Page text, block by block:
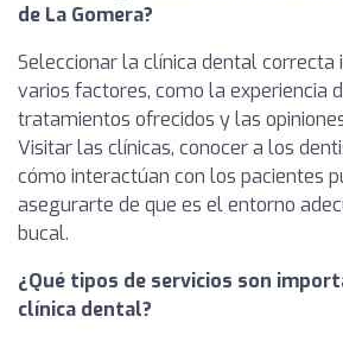
de La Gomera?
Seleccionar la clínica dental correcta
varios factores, como la experiencia
tratamientos ofrecidos y las
Visitar las clínicas, conocer a los
cómo interactúan con los pacientes
asegurarte de que es el entorno
bucal.
¿Qué tipos de servicios son
clínica dental?